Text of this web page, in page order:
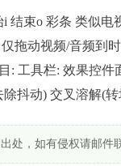
结束o 彩条 类似
拖动视频/音频到
: 工具栏: 效果控
抖动) 交叉溶解(
处，如有侵权请邮件